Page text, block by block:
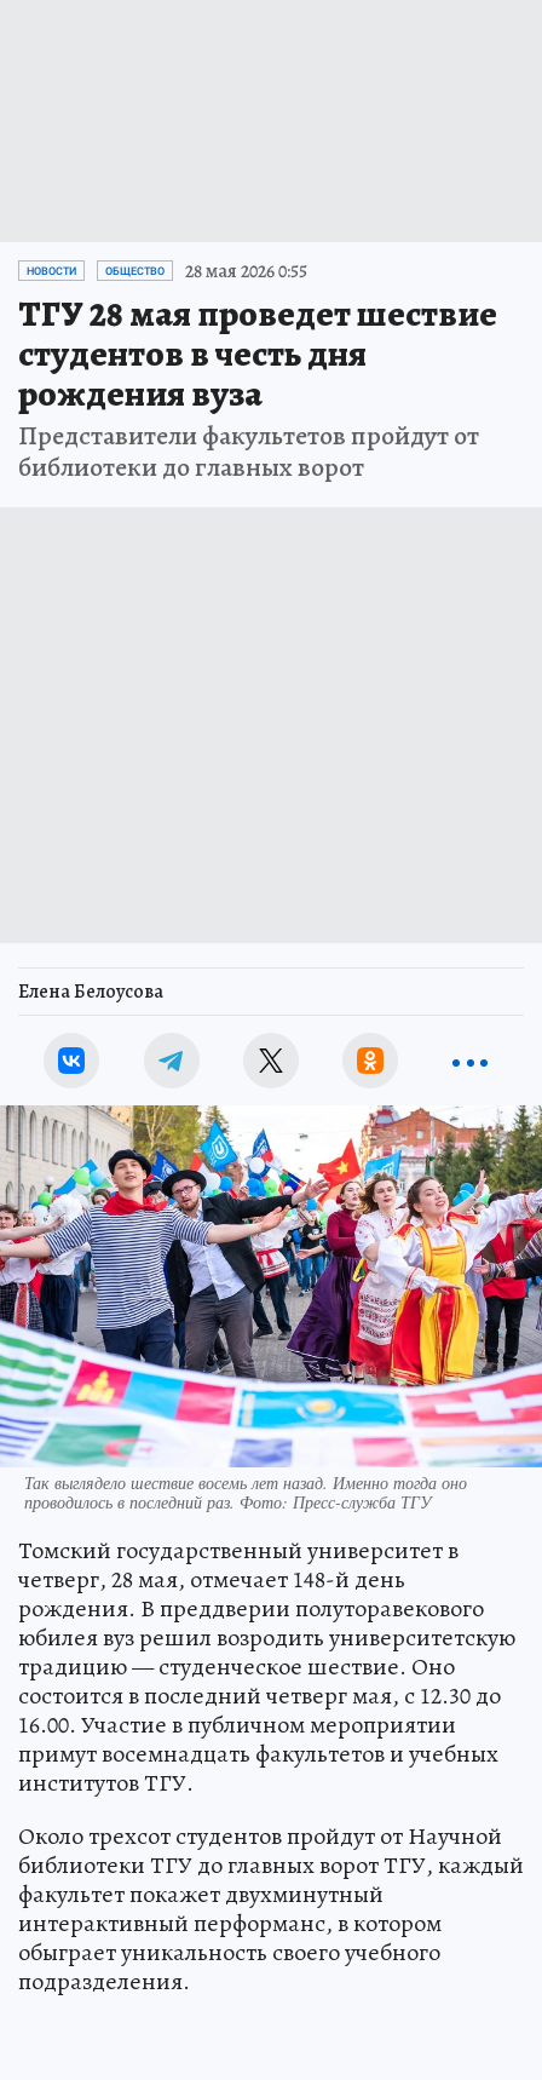
НОВОСТИ ОБЩЕСТВО 28 мая 2026 0:55
ТГУ 28 мая проведет шествие
студентов в честь дня
рождения вуза
Представители факультетов пройдут от
библиотеки до главных ворот
Елена Белоусова
Так выглядело шествие восемь лет назад. Именно тогда оно
проводилось в последний раз. Фото: Пресс-служба ТГУ
Томский государственный университет в
четверг, 28 мая, отмечает 148-й день
рождения. В преддверии полуторавекового
юбилея вуз решил возродить университетскую
традицию — студенческое шествие. Оно
состоится в последний четверг мая, с 12.30 до
16.00. Участие в публичном мероприятии
примут восемнадцать факультетов и учебных
институтов ТГУ.
Около трехсот студентов пройдут от Научной
библиотеки ТГУ до главных ворот ТГУ, каждый
факультет покажет двухминутный
интерактивный перформанс, в котором
обыграет уникальность своего учебного
подразделения.